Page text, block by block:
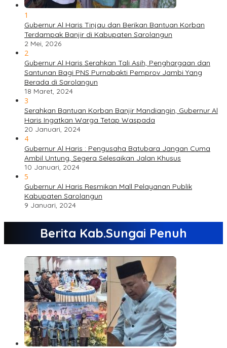
1
Gubernur Al Haris Tinjau dan Berikan Bantuan Korban
Terdampak Banjir di Kabupaten Sarolangun
2 Mei, 2026
2
Gubernur Al Haris Serahkan Tali Asih, Penghargaan dan
Santunan Bagi PNS Purnabakti Pemprov Jambi Yang
Berada di Sarolangun
18 Maret, 2024
3
Serahkan Bantuan Korban Banjir Mandiangin, Gubernur Al
Haris Ingatkan Warga Tetap Waspada
20 Januari, 2024
4
Gubernur Al Haris : Pengusaha Batubara Jangan Cuma
Ambil Untung, Segera Selesaikan Jalan Khusus
10 Januari, 2024
5
Gubernur Al Haris Resmikan Mall Pelayanan Publik
Kabupaten Sarolangun
9 Januari, 2024
Berita Kab.Sungai Penuh